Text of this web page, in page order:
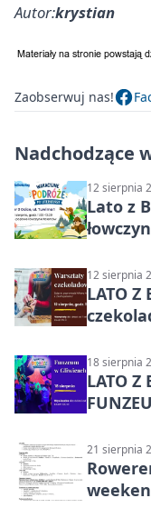
Autor:krystian
Zaobserwuj nas!
Nadchodzące
12 sierpnia
Lato z
12 sierpnia
LATO
18 sierpnia
LATO Z
21 sierpnia